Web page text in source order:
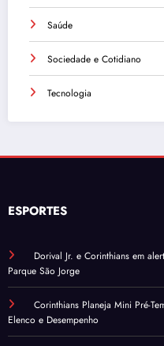
Saúde
Sociedade e Cotidiano
Tecnologia
ESPORTES
Dorival Jr. e Corinthians em
Parque São Jorge
Corinthians Planeja Mini Pré-
Elenco e Desempenho